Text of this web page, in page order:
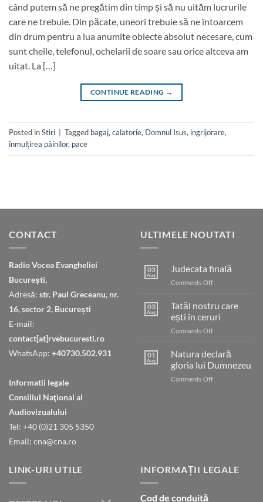
când putem să ne pregătim din timp și să nu uităm lucrurile
care ne trebuie. Din păcate, uneori trebuie să ne întoarcem
din drum pentru a lua anumite obiecte absolut necesare, cum
sunt cheile, telefonul, ochelarii de soare sau orice altceva am
uitat. La […]
CONTINUE READING →
Posted inStiri Tagged bagaj, calatorie, Domnul Isus, ingrijorare,
înmulțirea pâinilor, pace
CONTACT
Radio Vocea Evangheliei
București,
Adresă: str. Paul Greceanu, nr.
16, sector 2, București
E-mail:
contact[at]rvebucuresti.ro
WhatsApp: +40730.502.931
Informatii legale
Consiliul Naţional al
Audiovizualului
Tel: +40 (0)21 305 5350
Email: cna@cna.ro
ULTIMELE NOUTATI
03
Aug
Judecata finală
Comments Offon
03
Aug
Tatăl nostru care
ești în ceruri
Comments Offon
nostru
care
ești
în
01
Aug
Natura declară
gloria lui Dumnezeu
Comments Offon
LINK-URI UTILE INFORMAȚII LEGALE
Cod de conduită